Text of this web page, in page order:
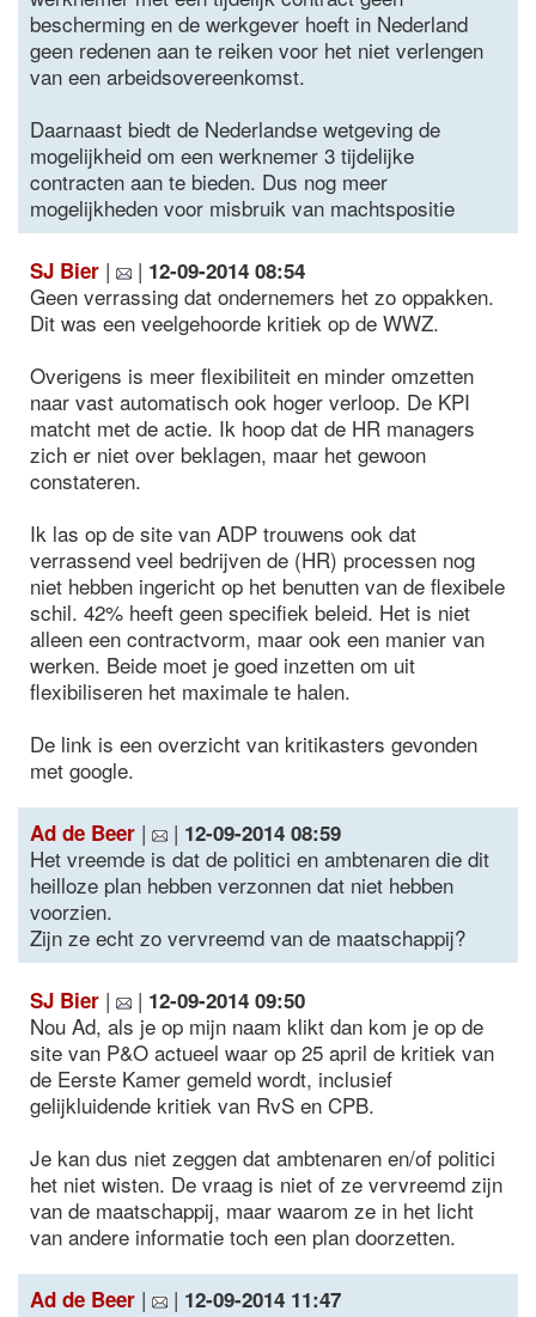
bescherming en de werkgever hoeft in Nederland
geen redenen aan te reiken voor het niet verlengen
van een arbeidsovereenkomst.
Daarnaast biedt de Nederlandse wetgeving de
mogelijkheid om een werknemer 3 tijdelijke
contracten aan te bieden. Dus nog meer
mogelijkheden voor misbruik van machtspositie
SJ Bier | | 12-09-2014 08:54
Geen verrassing dat ondernemers het zo oppakken.
Dit was een veelgehoorde kritiek op de WWZ.
Overigens is meer flexibiliteit en minder omzetten
naar vast automatisch ook hoger verloop. De KPI
matcht met de actie. Ik hoop dat de HR managers
zich er niet over beklagen, maar het gewoon
constateren.
Ik las op de site van ADP trouwens ook dat
verrassend veel bedrijven de (HR) processen nog
niet hebben ingericht op het benutten van de flexibele
schil. 42% heeft geen specifiek beleid. Het is niet
alleen een contractvorm, maar ook een manier van
werken. Beide moet je goed inzetten om uit
flexibiliseren het maximale te halen.
De link is een overzicht van kritikasters gevonden
met google.
Ad de Beer | | 12-09-2014 08:59
Het vreemde is dat de politici en ambtenaren die dit
heilloze plan hebben verzonnen dat niet hebben
voorzien.
Zijn ze echt zo vervreemd van de maatschappij?
SJ Bier | | 12-09-2014 09:50
Nou Ad, als je op mijn naam klikt dan kom je op de
site van P&O actueel waar op 25 april de kritiek van
de Eerste Kamer gemeld wordt, inclusief
gelijkluidende kritiek van RvS en CPB.
Je kan dus niet zeggen dat ambtenaren en/of politici
het niet wisten. De vraag is niet of ze vervreemd zijn
van de maatschappij, maar waarom ze in het licht
van andere informatie toch een plan doorzetten.
Ad de Beer | | 12-09-2014 11:47